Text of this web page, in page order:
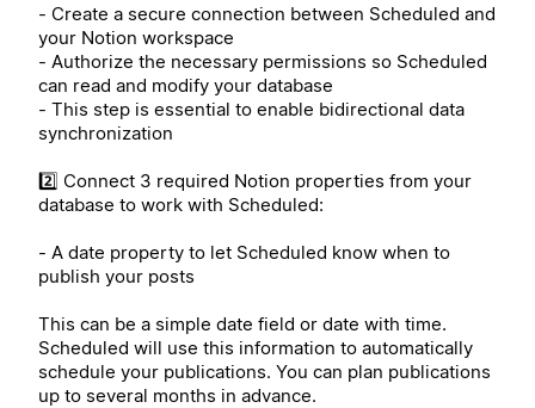
- Create a secure connection between Scheduled and
your Notion workspace
- Authorize the necessary permissions so Scheduled
can read and modify your database
- This step is essential to enable bidirectional data
synchronization
2️⃣ Connect 3 required Notion properties from your
database to work with Scheduled:
- A date property to let Scheduled know when to
publish your posts
This can be a simple date field or date with time.
Scheduled will use this information to automatically
schedule your publications. You can plan publications
up to several months in advance.